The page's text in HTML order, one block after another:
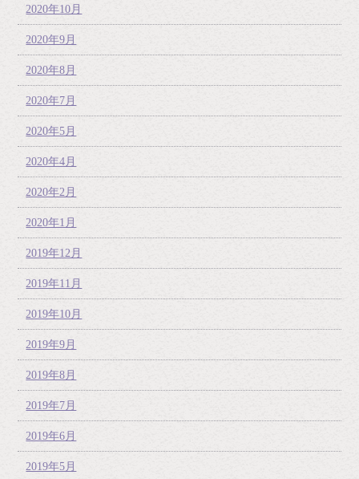
2020年10月
2020年9月
2020年8月
2020年7月
2020年5月
2020年4月
2020年2月
2020年1月
2019年12月
2019年11月
2019年10月
2019年9月
2019年8月
2019年7月
2019年6月
2019年5月